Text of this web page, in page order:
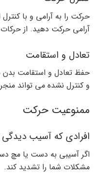
حرکت را به آرامی و با
آرامی حرکت دهید. از حرکات
تعادل و استقامت
حفظ تعادل و استقامت
و کنترل نشده می تواند
ممنوعیت حرکت
افرادی که آسیب
اگر آسیبی به دست یا مچ
مشکلات شما را تشدید کند.